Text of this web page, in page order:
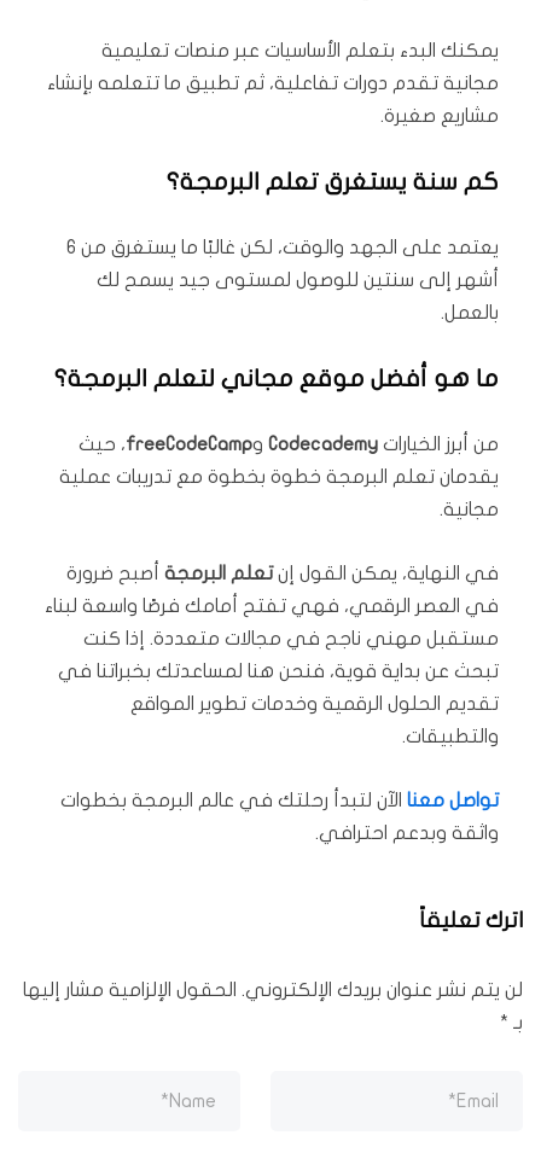
يمكنك البدء بتعلم الأساسيات عبر منصات تعليمية
مجانية تقدم دورات تفاعلية، ثم تطبيق ما تتعلمه بإنشاء
مشاريع صغيرة.
كم سنة يستغرق تعلم البرمجة؟
يعتمد على الجهد والوقت، لكن غالبًا ما يستغرق من 6
أشهر إلى سنتين للوصول لمستوى جيد يسمح لك
بالعمل.
ما هو أفضل موقع مجاني لتعلم البرمجة؟
من أبرز الخيارات Codecademy وfreeCodeCamp، حيث
يقدمان تعلم البرمجة خطوة بخطوة مع تدريبات عملية
مجانية.
في النهاية، يمكن القول إنتعلم البرمجة أصبح ضرورة
في العصر الرقمي، فهي تفتح أمامك فرصًا واسعة لبناء
مستقبل مهني ناجح في مجالات متعددة. إذا كنت
تبحث عن بداية قوية، فنحن هنا لمساعدتك بخبراتنا في
تقديم الحلول الرقمية وخدمات تطوير المواقع
والتطبيقات.
تواصل معنا الآن لتبدأ رحلتك في عالم البرمجة بخطوات
واثقة وبدعم احترافي.
اترك تعليقاً
لن يتم نشر عنوان بريدك الإلكتروني.
الحقول الإلزامية مشار إليها
بـ *